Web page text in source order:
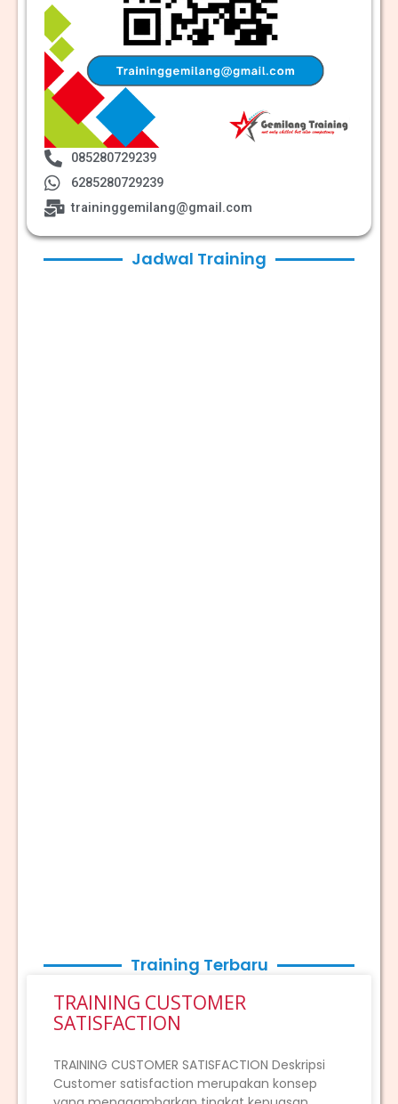
085280729239
6285280729239
traininggemilang@gmail.com
Jadwal Training
Training Terbaru
TRAINING CUSTOMER
SATISFACTION
TRAINING CUSTOMER SATISFACTION Deskripsi
Customer satisfaction merupakan konsep